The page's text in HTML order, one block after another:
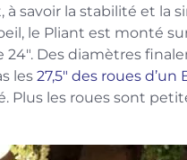
à savoir la stabilité et la
le Pliant est monté
Des diamètres
les 27,5″ des roues d’un
Plus les roues sont